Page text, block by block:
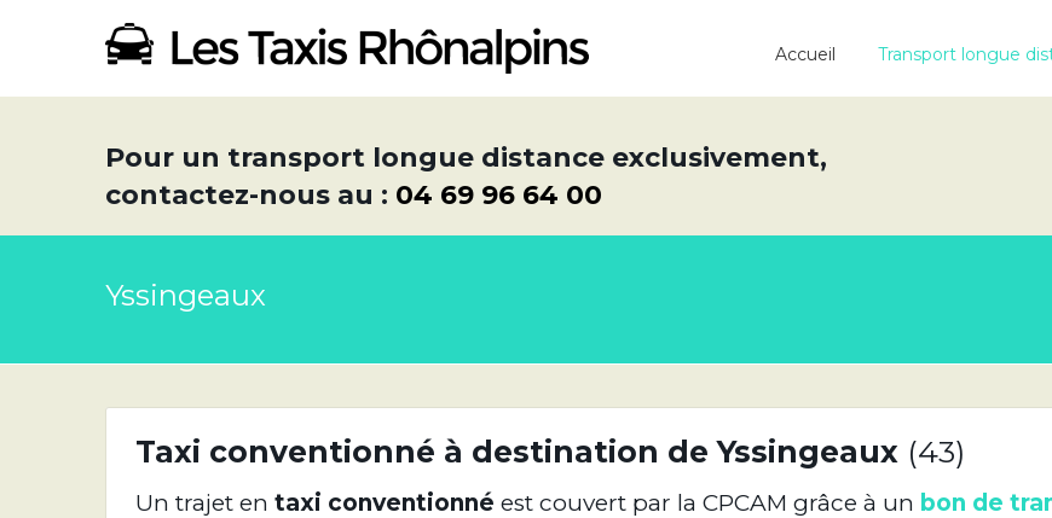
Accueil Transport longue
Pour un transport longue distance exclusivement,
contactez-nous au : 04 69 96 64 00
Yssingeaux
Taxi conventionné à destination de Yssingeaux (43)
Un trajet en taxi conventionné est couvert par la CPCAM grâce à un bon de